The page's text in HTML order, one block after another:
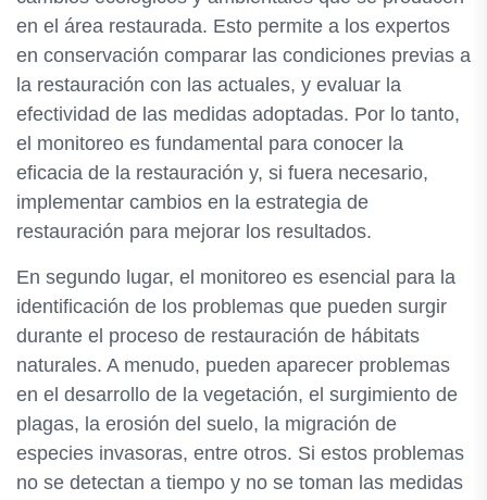
en el área restaurada. Esto permite a los expertos
en conservación comparar las condiciones previas a
la restauración con las actuales, y evaluar la
efectividad de las medidas adoptadas. Por lo tanto,
el monitoreo es fundamental para conocer la
eficacia de la restauración y, si fuera necesario,
implementar cambios en la estrategia de
restauración para mejorar los resultados.
En segundo lugar, el monitoreo es esencial para la
identificación de los problemas que pueden surgir
durante el proceso de restauración de hábitats
naturales. A menudo, pueden aparecer problemas
en el desarrollo de la vegetación, el surgimiento de
plagas, la erosión del suelo, la migración de
especies invasoras, entre otros. Si estos problemas
no se detectan a tiempo y no se toman las medidas